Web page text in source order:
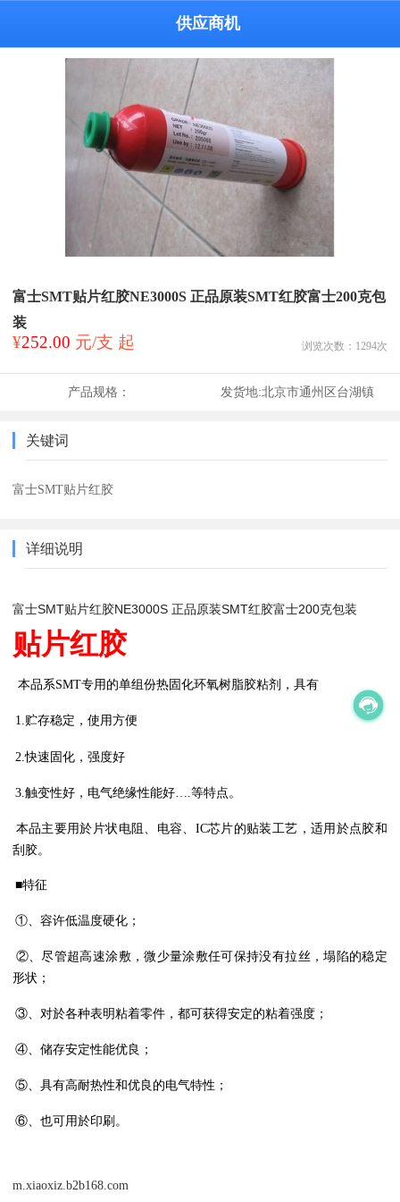
供应商机
富士SMT贴片红胶NE3000S 正品原装SMT红胶富士200克包
装
¥252.00 元/支 起 浏览次数： 1294次
产品规格： 发货地:北京市通州区台湖镇
关键词
富士SMT贴片红胶
详细说明
富士SMT贴片红胶NE3000S 正品原装SMT红胶富士200克包装
贴片红胶
本品系SMT专用的单组份热固化环氧树脂胶粘剂，具有
1.贮存稳定，使用方便
2.快速固化，强度好
3.触变性好，电气绝缘性能好 ….等特点。
本品主要用於片状电阻、电容、 IC芯片的贴装工艺，适用於点胶和
刮胶。
■特征
①、容许低温度硬化；
②、尽管超高速涂敷，微少量涂敷任可保持没有拉丝，塌陷的稳定
形状；
③ 、对於各种表明粘着零件，都可获得安定的粘着强度；
④ 、储存安定性能优良；
⑤ 、具有高耐热性和优良的电气特性；
⑥ 、也可用於印刷。
m.xiaoxiz.b2b168.com